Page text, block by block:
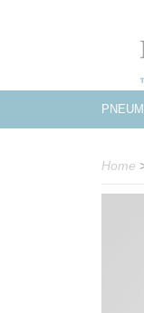
Home